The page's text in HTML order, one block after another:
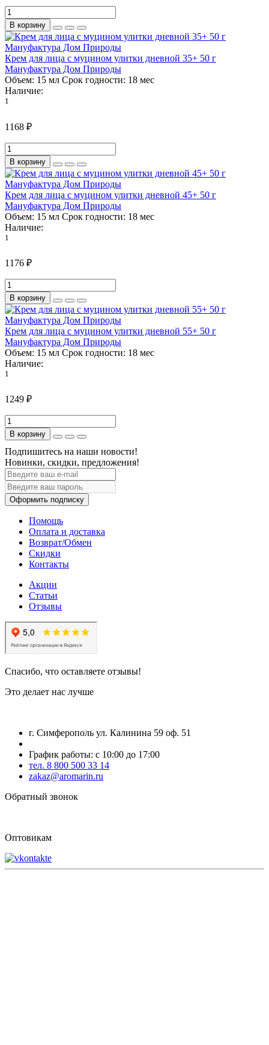
В корзину
Крем для лица с муцином улитки дневной 35+ 50 г
Мануфактура Дом Природы
Объем: 15 мл Срок годности: 18 мес
Наличие:
1
1168 ₽
В корзину
Крем для лица с муцином улитки дневной 45+ 50 г
Мануфактура Дом Природы
Объем: 15 мл Срок годности: 18 мес
Наличие:
1
1176 ₽
В корзину
Крем для лица с муцином улитки дневной 55+ 50 г
Мануфактура Дом Природы
Объем: 15 мл Срок годности: 18 мес
Наличие:
1
1249 ₽
В корзину
Подпишитесь на наши новости!
Новинки, скидки, предложения!
Оформить подписку
Помощь
Оплата и доставка
Возврат/Обмен
Скидки
Контакты
Акции
Статьи
Отзывы
Спасибо, что оставляете отзывы!
Это делает нас лучше
г. Симферополь ул. Калинина 59 оф. 51
График работы: с 10:00 до 17:00
тел. 8 800 500 33 14
zakaz@aromarin.ru
Обратный звонок
Оптовикам